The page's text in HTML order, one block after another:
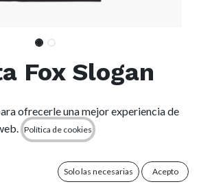
Fox Slogan
- Black
de Fox con la máxima
ofrecerle una mejor experiencia de
Política de cookies
Solo las necesarias Acepto